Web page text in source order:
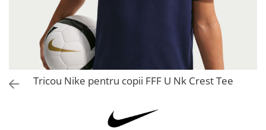
Bluze fotbal copii
Pantaloni lungi fotbal copii
Geci si veste fotbal copii
Imbracaminte fotbal femei
Tricouri fotbal femei
Sorturi fotbal femei
Tricou Nike pentru copii FFF U Nk Crest Tee